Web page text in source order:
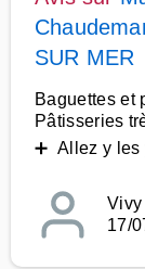
SUR MER
Baguettes et
Pâtisseries
➕ Allez y les
Vivy
17/